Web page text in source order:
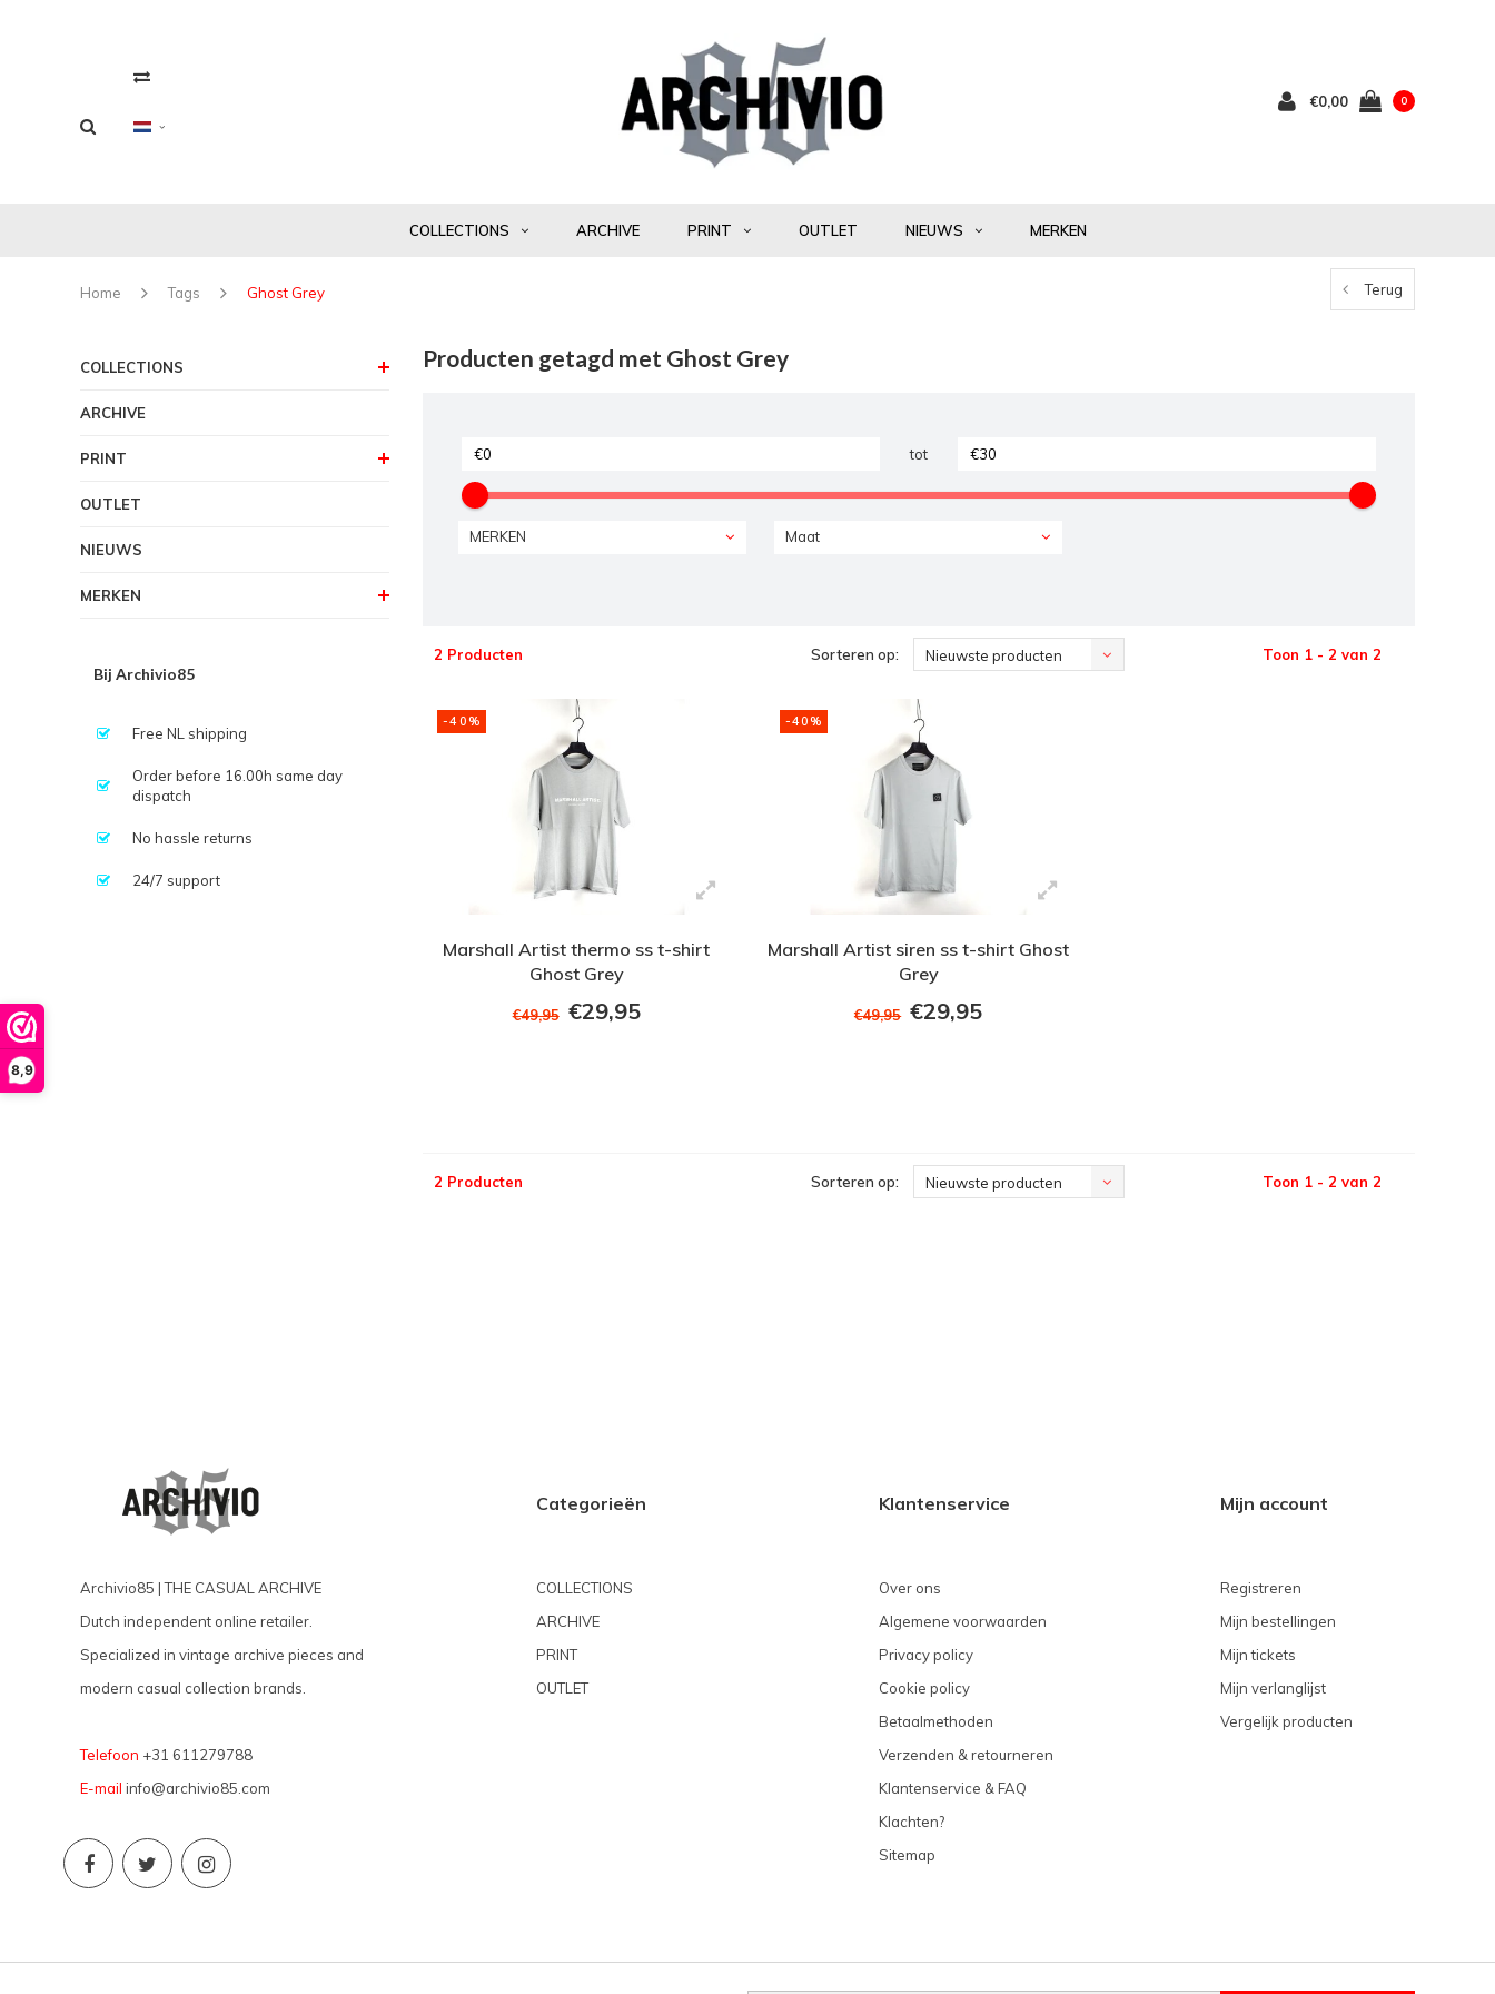
8,9
€0,00 0
COLLECTIONS ARCHIVE PRINT OUTLET NIEUWS MERKEN
Home Tags Ghost Grey Terug
COLLECTIONS
ARCHIVE
PRINT
OUTLET
NIEUWS
MERKEN
Bij Archivio85
Free NL shipping
Order before 16.00h same day
dispatch
No hassle returns
24/7 support
Producten getagd met Ghost Grey
tot
MERKEN Maat
2 Producten Sorteren op: Nieuwste producten Toon 1 - 2 van 2
-40%
Marshall Artist thermo ss t-shirt
Ghost Grey
€49,95 €29,95
-40%
Marshall Artist siren ss t-shirt Ghost
Grey
€49,95 €29,95
2 Producten Sorteren op: Nieuwste producten Toon 1 - 2 van 2
Archivio85 | THE CASUAL ARCHIVE
Dutch independent online retailer.
Specialized in vintage archive pieces and
modern casual collection brands.
Telefoon +31 611279788
E-mail info@archivio85.com
Categorieën
COLLECTIONS
ARCHIVE
PRINT
OUTLET
Klantenservice
Over ons
Algemene voorwaarden
Privacy policy
Cookie policy
Betaalmethoden
Verzenden & retourneren
Klantenservice & FAQ
Klachten?
Sitemap
Mijn account
Registreren
Mijn bestellingen
Mijn tickets
Mijn verlanglijst
Vergelijk producten